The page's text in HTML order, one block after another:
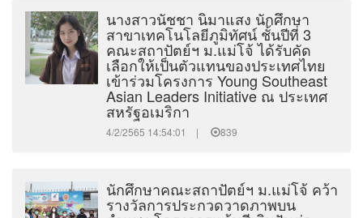
นางสาวนัชชา นิมาแสง นักศึกษา
สาขาเทคโนโลยีภูมิทัศน์ ชั้นปีที่ 3
คณะสถาปัตย์ฯ ม.แม่โจ้ ได้รับคัด
เลือกให้เป็นตัวแทนของประเทศไทย
เข้าร่วมโครงการ Young Southeast
Asian Leaders Initiative ณ ประเทศ
สหรัฐอเมริกา
4/2/2565 14:54:01 | 839
นักศึกษาคณะสถาปัตย์ฯ ม.แม่โจ้ คว้า
รางวัลการประกวดวาดภาพบน